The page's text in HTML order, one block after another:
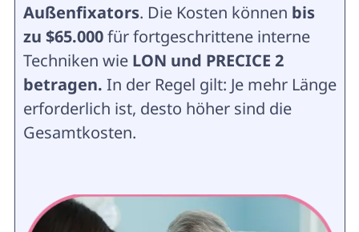
Außenfixators. Die Kosten können bis
zu $65.000für fortgeschrittene interne
Techniken wieLON und PRECICE 2
betragen. In der Regel gilt: Je mehr Länge
erforderlich ist, desto höher sind die
Gesamtkosten.